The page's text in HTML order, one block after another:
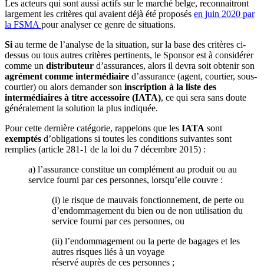
Les acteurs qui sont aussi actifs sur le marché belge, reconnaitront
largement les critères qui avaient déjà été proposés en juin 2020 par
la FSMA pour analyser ce genre de situations.
Si au terme de l’analyse de la situation, sur la base des critères ci-
dessus ou tous autres critères pertinents, le Sponsor est à considérer
comme un distributeur d’assurances, alors il devra soit obtenir son
agrément comme intermédiaire d’assurance (agent, courtier, sous-
courtier) ou alors demander son inscription à la liste des
intermédiaires à titre accessoire (IATA), ce qui sera sans doute
généralement la solution la plus indiquée.
Pour cette dernière catégorie, rappelons que les IATA sont
exemptés d’obligations si toutes les conditions suivantes sont
remplies (article 281-1 de la loi du 7 décembre 2015) :
a) l’assurance constitue un complément au produit ou au
service fourni par ces personnes, lorsqu’elle couvre :
(i) le risque de mauvais fonctionnement, de perte ou
d’endommagement du bien ou de non utilisation du
service fourni par ces personnes, ou
(ii) l’endommagement ou la perte de bagages et les
autres risques liés à un voyage
réservé auprès de ces personnes ;